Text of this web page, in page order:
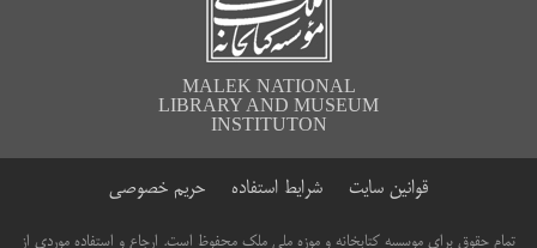
MALEK NATIONAL
LIBRARY AND MUSEUM
INSTITUTON
قوانین سایت شرایط استفاده حریم خصوصی
تمام حقوق برای موسسه کتابخانه و موزه ملی ملک محفوظ است. ارجاع و استفاده موردی از